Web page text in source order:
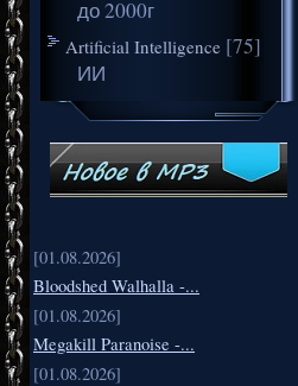
до 2000г
Artificial Intelligence [75]
ИИ
[01.08.2026]
Bloodshed Walhalla -...
[01.08.2026]
Megakill Paranoise -...
[01.08.2026]